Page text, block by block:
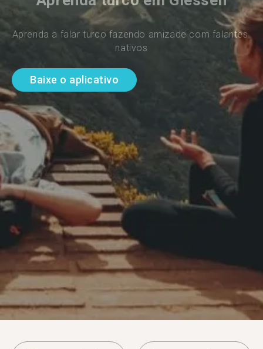
Aprenda a falar turco fazendo amizade com falantes
nativos
Baixe o aplicativo